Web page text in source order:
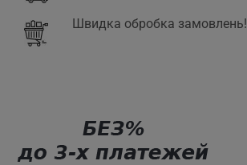
Швидка обробка замовлень!